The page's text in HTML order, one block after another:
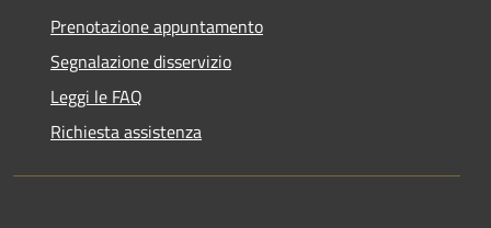
Prenotazione appuntamento
Segnalazione disservizio
Leggi le FAQ
Richiesta assistenza